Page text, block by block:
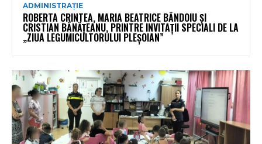
ADMINISTRAȚIE
ROBERTA CRINTEA, MARIA BEATRICE BĂNDOIU ȘI
CRISTIAN BĂNĂȚEANU, PRINTRE INVITAȚII SPECIALI DE LA
„ZIUA LEGUMICULTORULUI PLEȘOIAN”